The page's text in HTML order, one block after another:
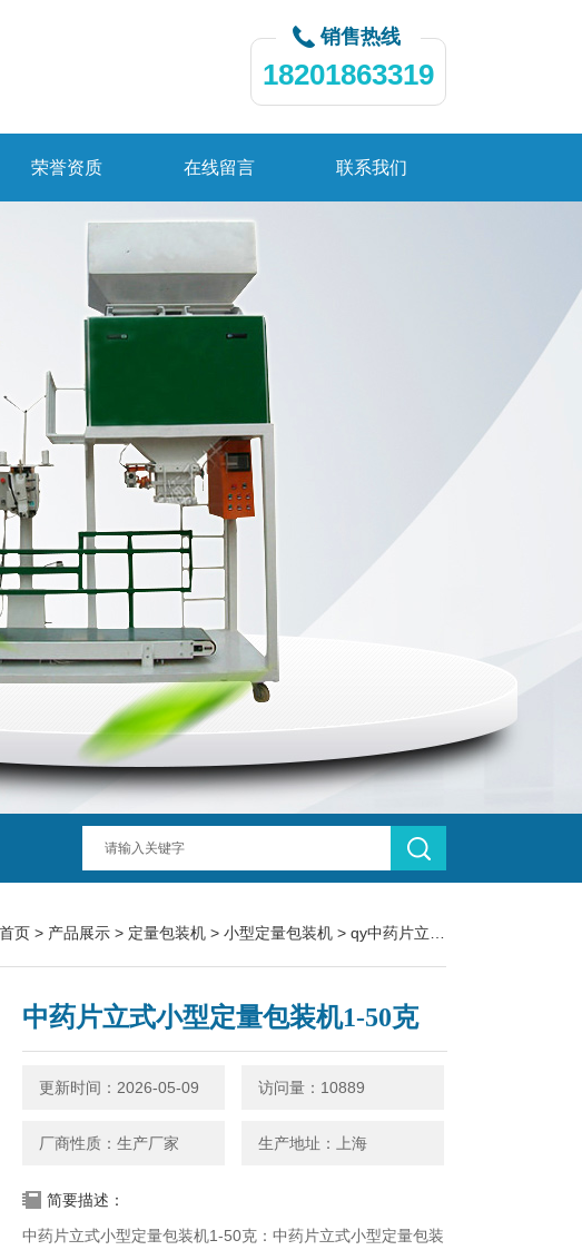
销售热线
18201863319
荣誉资质 在线留言 联系我们
首页 > 产品展示 > 定量包装机 > 小型定量包装机 > qy中药片立式小型定量包装机1-50克
中药片立式小型定量包装机1-50克
更新时间：2026-05-09 访问量：10889
厂商性质：生产厂家 生产地址：上海
简要描述：
中药片立式小型定量包装机1-50克：中药片立式小型定量包装